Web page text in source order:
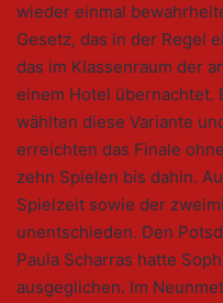
wieder einmal
Gesetz, das in der Regel
das im Klassenraum der
einem Hotel übernachtet.
wählten diese Variante
erreichten das Finale
zehn Spielen bis dahin.
Spielzeit sowie der
unentschieden. Den
Paula Scharras hatte
ausgeglichen. Im